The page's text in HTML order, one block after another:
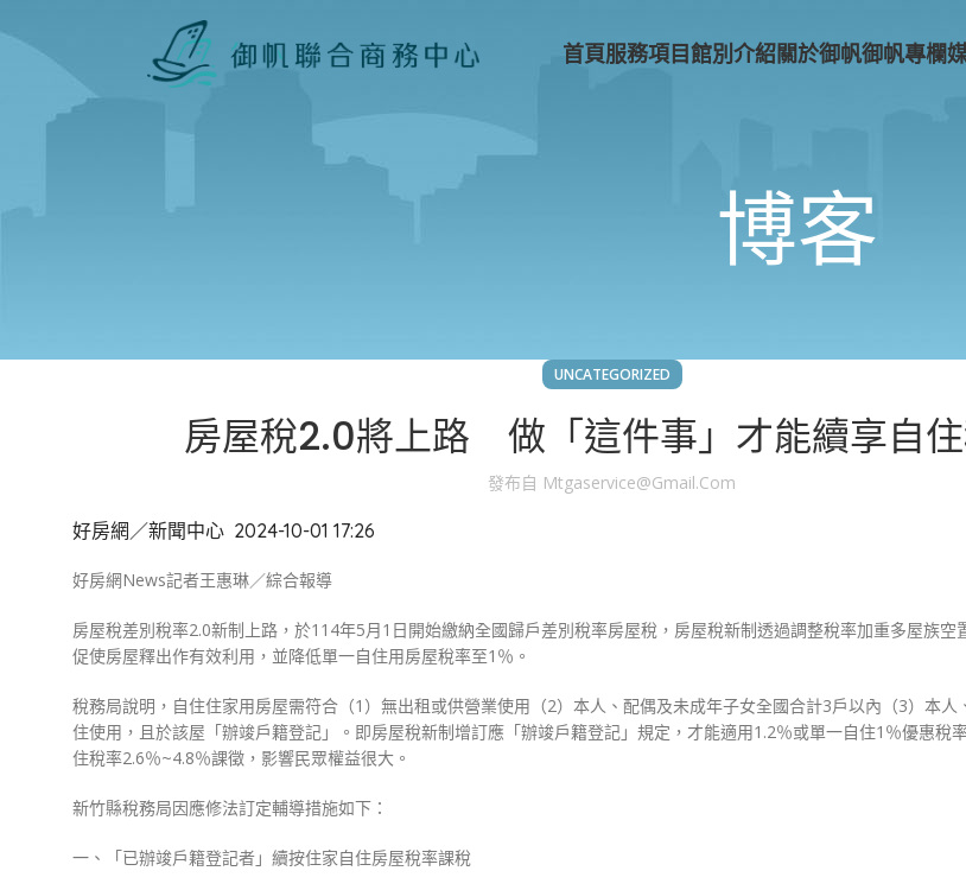
首頁服務項目館別介紹關於御帆御帆專欄
博客
UNCATEGORIZED
房屋稅2.0將上路 做「這件事」才能續享自
發布自 Mtgaservice@gmail.com
好房網／新聞中心 2024-10-01 17:26
好房網News記者王惠琳／綜合報導
房屋稅差別稅率2.0新制上路，於114年5月1日開始繳納全國歸戶差別稅率房屋稅，房屋稅新制透過調整稅率加重多屋族空
促使房屋釋出作有效利用，並降低單一自住用房屋稅率至1％。
稅務局說明，自住住家用房屋需符合（1）無出租或供營業使用（2）本人、配偶及未成年子女全國合計3戶以內（3）本人
住使用，且於該屋「辦竣戶籍登記」。即房屋稅新制增訂應「辦竣戶籍登記」規定，才能適用1.2％或單一自住1％優惠稅
住稅率2.6％~4.8％課徵，影響民眾權益很大。
新竹縣稅務局因應修法訂定輔導措施如下：
一、「已辦竣戶籍登記者」續按住家自住房屋稅率課稅